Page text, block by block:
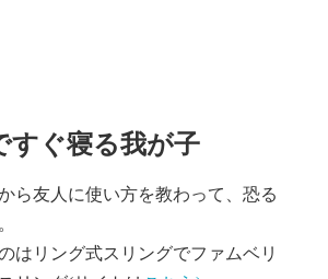
すぐ寝る我が子
ら友人に使い方を教わって、恐る
はリング式スリングでファムベリ